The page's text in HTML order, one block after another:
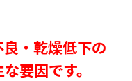
・乾燥低下の
要因です。